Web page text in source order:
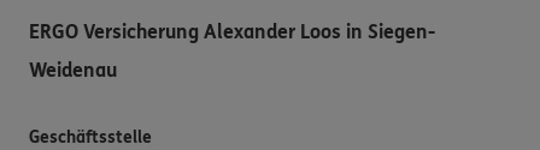
ERGO Versicherung Alexander Loos in Siegen-
Weidenau
Geschäftsstelle